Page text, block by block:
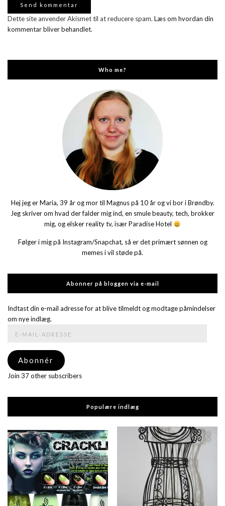
Dette site anvender Akismet til at reducere spam. Læs om hvordan din
kommentar bliver behandlet.
Who me?
Hej jeg er Maria, 39 år og mor til Magnus på 10 år og vi bor i Brøndby.
Jeg skriver om hvad der falder mig ind, en smule beauty, tech, brokker
mig, og elsker reality tv, især Paradise Hotel
Følger i mig på Instagram/Snapchat, så er det primært sønnen og
memes i vil støde på.
Abonner på bloggen via e-mail
Indtast din e-mail adresse for at blive tilmeldt og modtage påmindelser
om nye indlæg.
adresse
Abonnér
Join 37 other subscribers
Populære indlæg